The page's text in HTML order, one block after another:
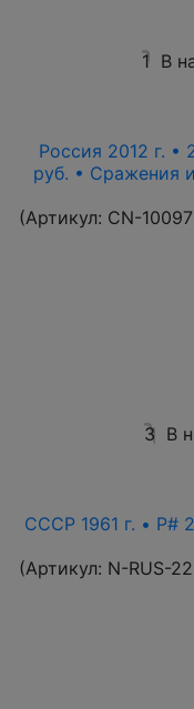
1 В
Россия 2012 г. •
руб. • Сражения
(Артикул: CN-10097
3 В
СССР 1961 г. • P#
(Артикул: N-RUS-